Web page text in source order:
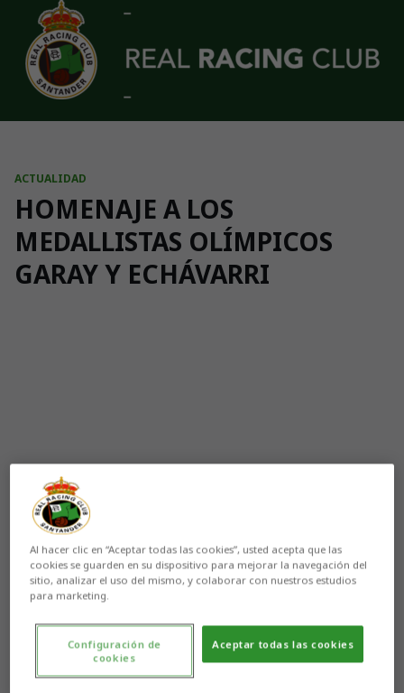
Skip to main content
ACTUALIDAD
HOMENAJE A LOS
MEDALLISTAS OLÍMPICOS
GARAY Y ECHÁVARRI
Aún no hay reacciones. ¡Sé el primero!
Antes de iniciarse el encuentro entre racinguistas y
Al hacer clic en “Aceptar todas las cookies”, usted acepta que las
cookies se guarden en su dispositivo para mejorar la navegación del
sitio, analizar el uso del mismo, y colaborar con nuestros estudios
para marketing.
Aceptar todas las cookies
Configuración de
cookies